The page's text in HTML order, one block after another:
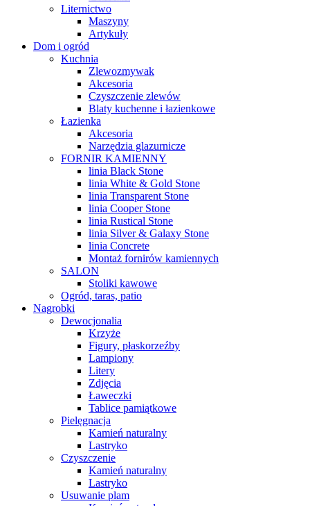
Liternictwo
Maszyny
Artykuły
Dom i ogród
Kuchnia
Zlewozmywak
Akcesoria
Czyszczenie zlewów
Blaty kuchenne i łazienkowe
Łazienka
Akcesoria
Narzędzia glazurnicze
FORNIR KAMIENNY
linia Black Stone
linia White & Gold Stone
linia Transparent Stone
linia Cooper Stone
linia Rustical Stone
linia Silver & Galaxy Stone
linia Concrete
Montaż fornirów kamiennych
SALON
Stoliki kawowe
Ogród, taras, patio
Nagrobki
Dewocjonalia
Krzyże
Figury, płaskorzeźby
Lampiony
Litery
Zdjęcia
Ławeczki
Tablice pamiątkowe
Pielęgnacja
Kamień naturalny
Lastryko
Czyszczenie
Kamień naturalny
Lastryko
Usuwanie plam